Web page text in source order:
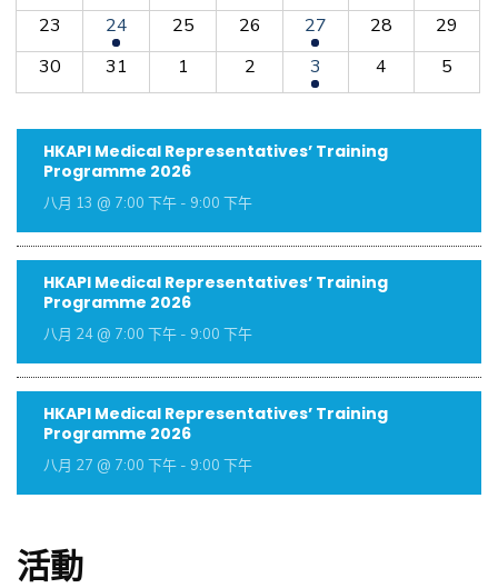
23 24 25 26 27 28
29
30
31 1 2 3 4 5
HKAPI Medical Representatives’ Training
Programme 2026
八月 13 @ 7:00 下午 - 9:00 下午
HKAPI Medical Representatives’ Training
Programme 2026
八月 24 @ 7:00 下午 - 9:00 下午
HKAPI Medical Representatives’ Training
Programme 2026
八月 27 @ 7:00 下午 - 9:00 下午
活動